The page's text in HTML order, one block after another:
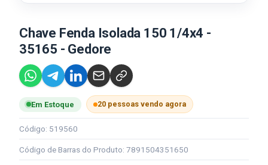
Chave Fenda Isolada 150 1/4x4 -
35165 - Gedore
Em Estoque 20 pessoas vendo agora
Código: 519560
Código de Barras do Produto: 7891504351650